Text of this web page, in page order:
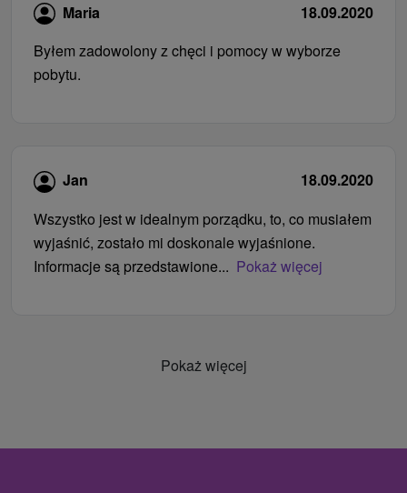
Maria
18.09.2020
Byłem zadowolony z chęci i pomocy w wyborze
pobytu.
Jan
18.09.2020
Wszystko jest w idealnym porządku, to, co musiałem
wyjaśnić, zostało mi doskonale wyjaśnione.
Informacje są przedstawione... Pokaż więcej
Pokaż więcej